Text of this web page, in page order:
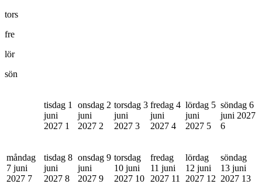
tors
fre
lör
sön
tisdag 1
juni
2027 1
onsdag 2
juni
2027 2
torsdag 3
juni
2027 3
fredag 4
juni
2027 4
lördag 5
juni
2027 5
söndag 6
juni 2027
6
måndag
7 juni
2027 7
tisdag 8
juni
2027 8
onsdag 9
juni
2027 9
torsdag
10 juni
2027 10
fredag
11 juni
2027 11
lördag
12 juni
2027 12
söndag
13 juni
2027 13